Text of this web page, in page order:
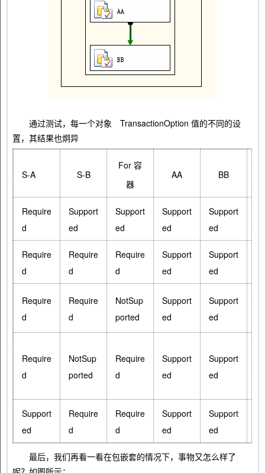
通过测试，每一个对象 TransactionOption 值的不同的设
置，其结果也炯异
S-A S-B
For 容
器
AA BB
Require
d
Support
ed
Support
ed
Support
ed
Support
ed
Require
d
Require
d
Require
d
Support
ed
Support
ed
Require
d
Require
d
NotSup
ported
Support
ed
Support
ed
Require
d
NotSup
ported
Require
d
Support
ed
Support
ed
Support
ed
Require
d
Require
d
Support
ed
Support
ed
最后，我们再看一看在包嵌套的情况下，事物又怎么样了